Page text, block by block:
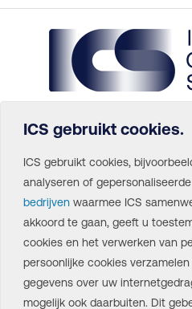
ICS gebruikt cookies.
ICS gebruikt cookies,
analyseren of
bedrijven waarmee ICS
akkoord te gaan, geeft u
cookies en het verwerken van
persoonlijke cookies
gegevens over uw
mogelijk ook daarbuiten. Dit
Home
De
Over